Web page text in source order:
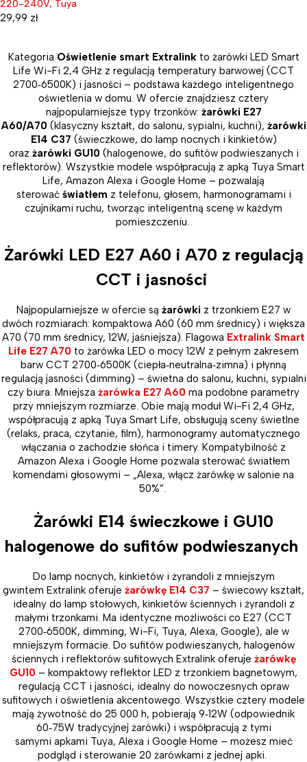
220-240V, Tuya
29,99 zł
Kategoria Oświetlenie smart Extralinkto żarówki LED Smart
Life Wi-Fi 2,4 GHz z regulacją temperatury barwowej (CCT
2700‑6500K) i jasności – podstawa każdego inteligentnego
oświetlenia w domu. W ofercie znajdziesz cztery
najpopularniejsze typy trzonków: żarówki E27
A60/A70 (klasyczny kształt, do salonu, sypialni, kuchni), żarówki
E14 C37 (świeczkowe, do lamp nocnych i kinkietów)
oraz żarówki GU10 (halogenowe, do sufitów podwieszanych i
reflektorów). Wszystkie modele współpracują z apką Tuya Smart
Life, Amazon Alexa i Google Home – pozwalają
sterować światłem z telefonu, głosem, harmonogramami i
czujnikami ruchu, tworząc inteligentną scenę w każdym
pomieszczeniu.
Żarówki LED E27 A60 i A70 z regulacją
CCT i jasności
Najpopularniejsze w ofercie są żarówki z trzonkiem E27 w
dwóch rozmiarach: kompaktowa A60 (60 mm średnicy) i większa
A70 (70 mm średnicy, 12W, jaśniejsza). Flagowa Extralink Smart
Life E27 A70 to żarówka LED o mocy 12W z pełnym zakresem
barw CCT 2700‑6500K (ciepła‑neutralna‑zimna) i płynną
regulacją jasności (dimming) – świetna do salonu, kuchni, sypialni
czy biura. Mniejsza żarówka E27 A60 ma podobne parametry
przy mniejszym rozmiarze. Obie mają moduł Wi-Fi 2,4 GHz,
współpracują z apką Tuya Smart Life, obsługują sceny świetlne
(relaks, praca, czytanie, film), harmonogramy automatycznego
włączania o zachodzie słońca i timery. Kompatybilność z
Amazon Alexa i Google Home pozwala sterować światłem
komendami głosowymi – „Alexa, włącz żarówkę w salonie na
50%”.
Żarówki E14 świeczkowe i GU10
halogenowe do sufitów podwieszanych
Do lamp nocnych, kinkietów i żyrandoli z mniejszym
gwintem Extralink oferuje żarówkę E14 C37 – świecowy kształt,
idealny do lamp stołowych, kinkietów ściennych i żyrandoli z
małymi trzonkami. Ma identyczne możliwości co E27 (CCT
2700‑6500K, dimming, Wi-Fi, Tuya, Alexa, Google), ale w
mniejszym formacie. Do sufitów podwieszanych, halogenów
ściennych i reflektorów sufitowych Extralink oferuje żarówkę
GU10 – kompaktowy reflektor LED z trzonkiem bagnetowym,
regulacją CCT i jasności, idealny do nowoczesnych opraw
sufitowych i oświetlenia akcentowego. Wszystkie cztery modele
mają żywotność do 25 000 h, pobierają 9‑12W (odpowiednik
60‑75W tradycyjnej żarówki) i współpracują z tymi
samymi apkami Tuya, Alexa i Google Home – możesz mieć
podgląd i sterowanie 20 żarówkami z jednej apki.